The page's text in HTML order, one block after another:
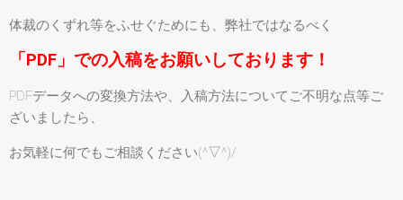
体裁のくずれ等をふせぐためにも、弊社ではなるべく
「PDF」での入稿をお願いしております！
PDFデータへの変換方法や、入稿方法についてご不明な点等ご
ざいましたら、
お気軽に何でもご相談ください(^▽^)/